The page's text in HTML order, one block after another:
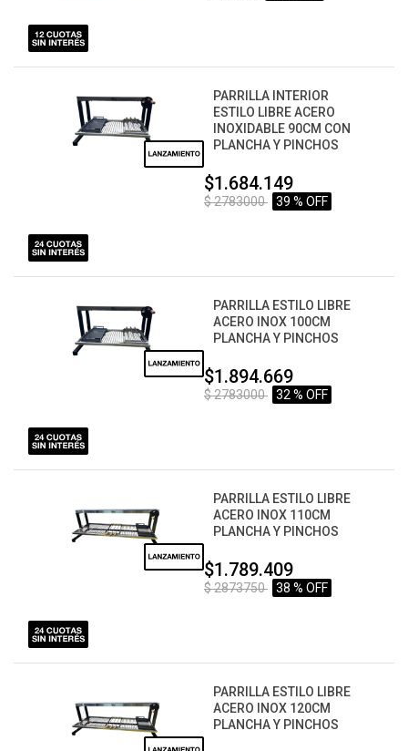
PARRILLA INTERIOR
ESTILO LIBRE ACERO
INOXIDABLE 90CM CON
PLANCHA Y PINCHOS
$1.684.149
$ 2783000 39 % OFF
PARRILLA ESTILO LIBRE
ACERO INOX 100CM
PLANCHA Y PINCHOS
$1.894.669
$ 2783000 32 % OFF
PARRILLA ESTILO LIBRE
ACERO INOX 110CM
PLANCHA Y PINCHOS
$1.789.409
$ 2873750 38 % OFF
PARRILLA ESTILO LIBRE
ACERO INOX 120CM
PLANCHA Y PINCHOS